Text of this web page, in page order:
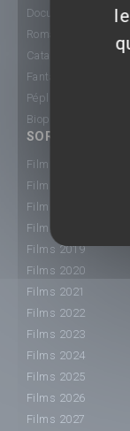
Documentaire
Romance
Catastrophe
Fantastique
Péplum
Biopic
SORTIE CINÉ
Films 2015
Films 2016
Films 2017
Films 2018
Films 2019
Films 2020
Films 2021
Films 2022
Films 2023
Films 2024
Films 2025
Films 2026
Films 2027